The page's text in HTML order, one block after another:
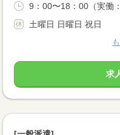
9：00〜18：00（実働
土曜日 日曜日 祝日
求